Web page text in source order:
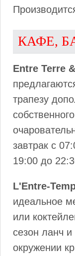
КАФЕ,
Entre Terre
трапезу
завтрак с
19:00 до
L'Entre-
идеальное
или
сезон ланч
окружении